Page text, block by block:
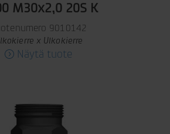
M30x2,0 20S K
9010142
x Ulkokierre
Näytä tuote